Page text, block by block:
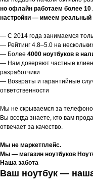
но офлайн работаем более 10
настройки — имеем реальный
— С 2014 года занимаемся
— Рейтинг 4.8–5.0 на
— Более 4000 ноутбуков в
— Нам доверяют частные
разработчики
— Возвраты и гарантийные
ответственности
Мы не скрываемся за
Вы всегда знаете, кто вам
отвечает за качество.
Мы не маркетплейс.
Мы — магазин ноутбуков
Наша забота
Ваш ноутбук —